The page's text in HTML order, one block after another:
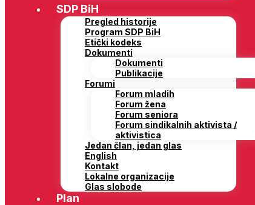
SDP BiH
Pregled historije
Program SDP BiH
Etički kodeks
Dokumenti
Dokumenti
Publikacije
Forumi
Forum mladih
Forum žena
Forum seniora
Forum sindikalnih aktivista /
aktivistica
Jedan član, jedan glas
English
Kontakt
Lokalne organizacije
Glas slobode
Plan